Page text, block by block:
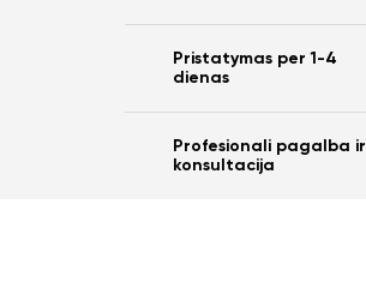
Pristatymas per 1-4
dienas
Profesionali pagalba ir
konsultacija